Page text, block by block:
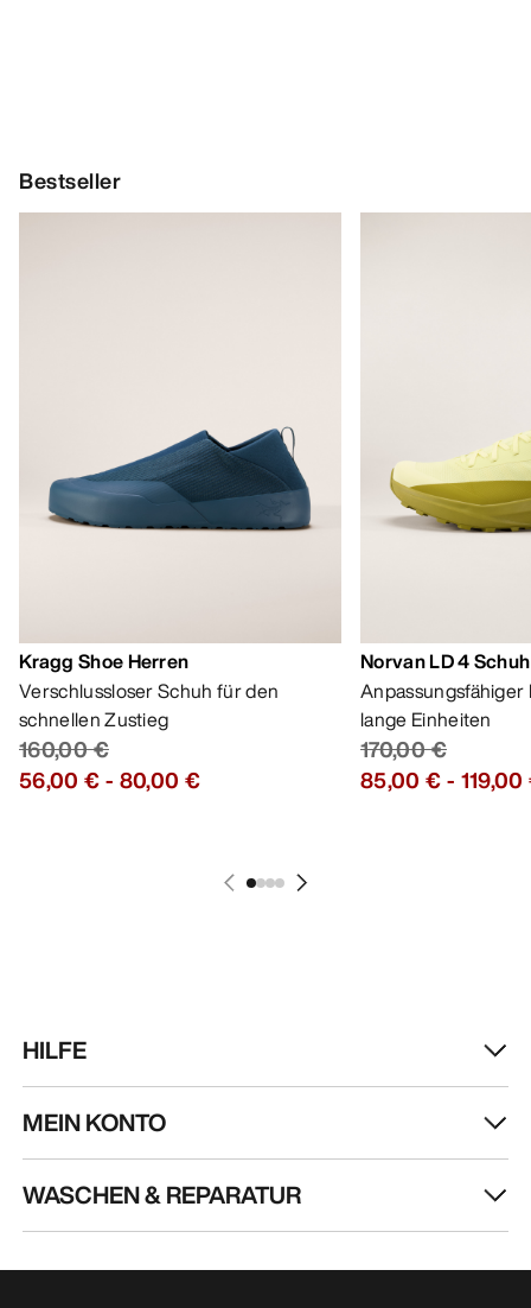
Bestseller
Kragg Shoe Herren
Verschlussloser Schuh für den
schnellen Zustieg
160,00 €
56,00 €- 80,00 €
Norvan LD 4
lange Einheiten
170,00 €
85,00 €-
HILFE
MEIN KONTO
WASCHEN & REPARATUR